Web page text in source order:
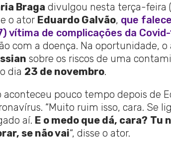
Braga divulgou nesta terça-feira
o ator Eduardo Galvão, que
vítima de complicações da Covid-
com a doença. Na oportunidade,
sobre os riscos de uma
dia 23 de novembro.
aconteceu pouco tempo depois de
“Muito ruim isso, cara. Se
aí. E o medo que dá, cara? Tu
se não vai“, disse o ator.